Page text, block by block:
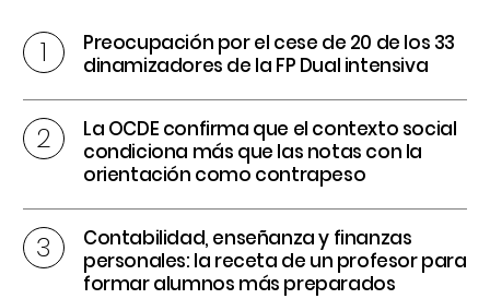
Preocupación por el cese de 20 de los 33
dinamizadores de la FP Dual intensiva
La OCDE confirma que el contexto social
condiciona más que las notas con la
orientación como contrapeso
Contabilidad, enseñanza y finanzas
personales: la receta de un profesor para
formar alumnos más preparados